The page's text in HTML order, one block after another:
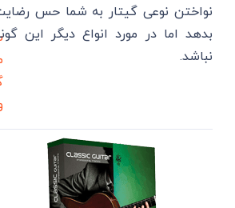
نواختن نوعی گیتار به شما حس
بدهد اما در مورد انواع دیگر این
نباشد.